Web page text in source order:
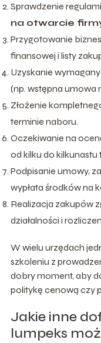
Sprawdzenie
na otwarcie
Przygotowanie
finansowej i listy
Uzyskanie
(np. wstępna umowa
Złożenie
terminie naboru.
Oczekiwanie na
od kilku do kilkunastu
Podpisanie umowy,
wypłata środków na
Realizacja zakupów
działalności i
W wielu urzędach
szkoleniu z
dobry moment, aby
politykę cenową czy
Jakie inne
lumpeks